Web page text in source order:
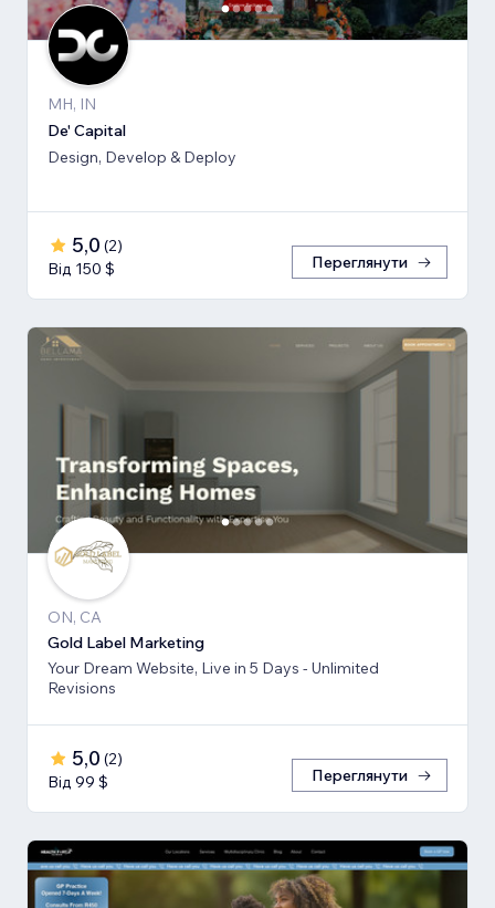
MH, IN
De' Capital
Design, Develop & Deploy
5,0 (2)
Від 150 $
Переглянути
ON, CA
Gold Label Marketing
Your Dream Website, Live in 5 Days - Unlimited
Revisions
5,0 (2)
Від 99 $
Переглянути